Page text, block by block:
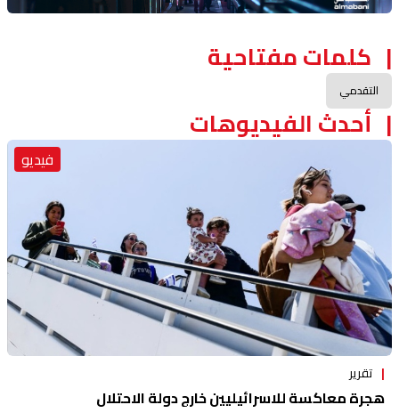
كلمات مفتاحية
التقدمي
أحدث الفيديوهات
فيديو
تقرير
هجرة معاكسة للاسرائيليين خارج دولة الاحتلال